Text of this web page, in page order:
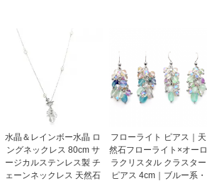
水晶＆レインボー水晶 ロ
ングネックレス 80cm サ
ージカルステンレス製 チ
ェーンネックレス 天然石
フローライト ピアス｜天
然石フローライト×オーロ
ラクリスタル クラスター
ピアス 4cm｜ブルー系・